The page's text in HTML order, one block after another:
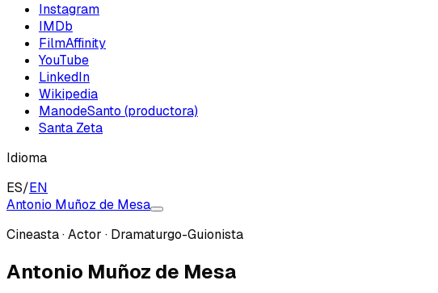
Instagram
IMDb
FilmAffinity
YouTube
LinkedIn
Wikipedia
ManodeSanto (productora)
Santa Zeta
Idioma
ES/EN
Antonio Muñoz de Mesa
Cineasta · Actor · Dramaturgo-Guionista
Antonio Muñoz de Mesa